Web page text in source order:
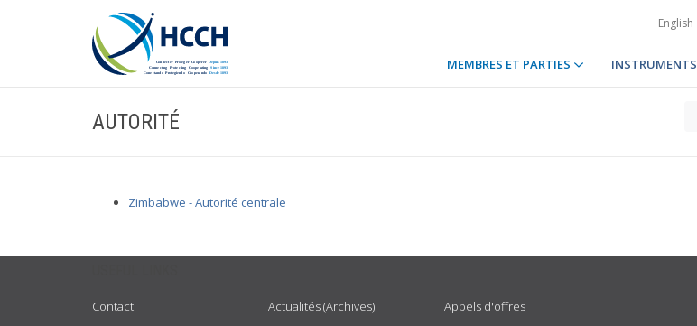
English
MEMBRES ET PARTIES INSTRUMENTS
AUTORITÉ
Zimbabwe - Autorité centrale
Contact
Actualités (Archives)
Appels d'offres